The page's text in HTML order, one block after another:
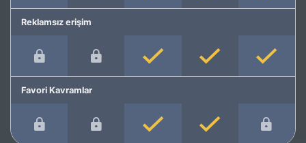
Reklamsız erişim
Favori Kavramlar